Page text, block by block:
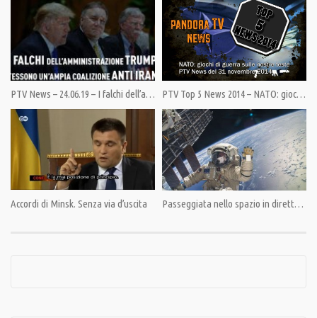
utile rivedere questo video.
Condividi
Category:
Speciali
Crimea Giulietto Chiesa ,Kiev, Parlamentari ,Russia,Sanzioni,Sebastopoli,
Unione Europea
PTV News – 24.06.19 – I falchi dell’amministrazione Trump tessono un’ampia coalizione anti Iran PTV Top 5 News 2014 – NATO: giochi di guerra sulle nostre teste
Accordi di Minsk. Senza via d’uscita Passeggiata nello spazio in diretta dalla Stazione Spaziale Internazionale